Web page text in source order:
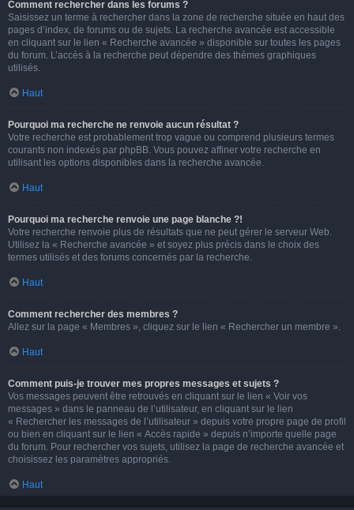
Comment rechercher dans les forums ?
Saisissez un terme à rechercher dans la zone de recherche située en haut des
pages d’index, de forums ou de sujets. La recherche avancée est accessible
en cliquant sur le lien « Recherche avancée » disponible sur toutes les pages
du forum. L’accès à la recherche peut dépendre des thèmes graphiques
utilisés.
Haut
Pourquoi ma recherche ne renvoie aucun résultat ?
Votre recherche est probablement trop vague ou comprend plusieurs termes
courants non indexés par phpBB. Vous pouvez affiner votre recherche en
utilisant les options disponibles dans la recherche avancée.
Haut
Pourquoi ma recherche renvoie une page blanche ?!
Votre recherche renvoie plus de résultats que ne peut gérer le serveur Web.
Utilisez la « Recherche avancée » et soyez plus précis dans le choix des
termes utilisés et des forums concernés par la recherche.
Haut
Comment rechercher des membres ?
Allez sur la page « Membres », cliquez sur le lien « Rechercher un membre ».
Haut
Comment puis-je trouver mes propres messages et sujets ?
Vos messages peuvent être retrouvés en cliquant sur le lien « Voir vos
messages » dans le panneau de l’utilisateur, en cliquant sur le lien
« Rechercher les messages de l’utilisateur » depuis votre propre page de profil
ou bien en cliquant sur le lien « Accès rapide » depuis n’importe quelle page
du forum. Pour rechercher vos sujets, utilisez la page de recherche avancée et
choisissez les paramètres appropriés.
Haut